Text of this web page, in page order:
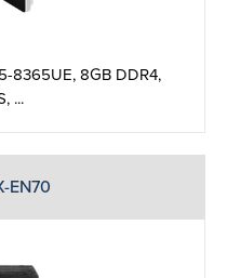
8365UE, 8GB DDR4,
...
EN70